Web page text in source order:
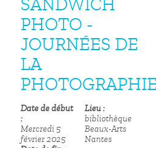
SANDWICH
PHOTO -
JOURNÉES DE
LA
Date de début
Mercredi 5
février 2025
Lieu
bibliothèque
Beaux-Arts
Nantes